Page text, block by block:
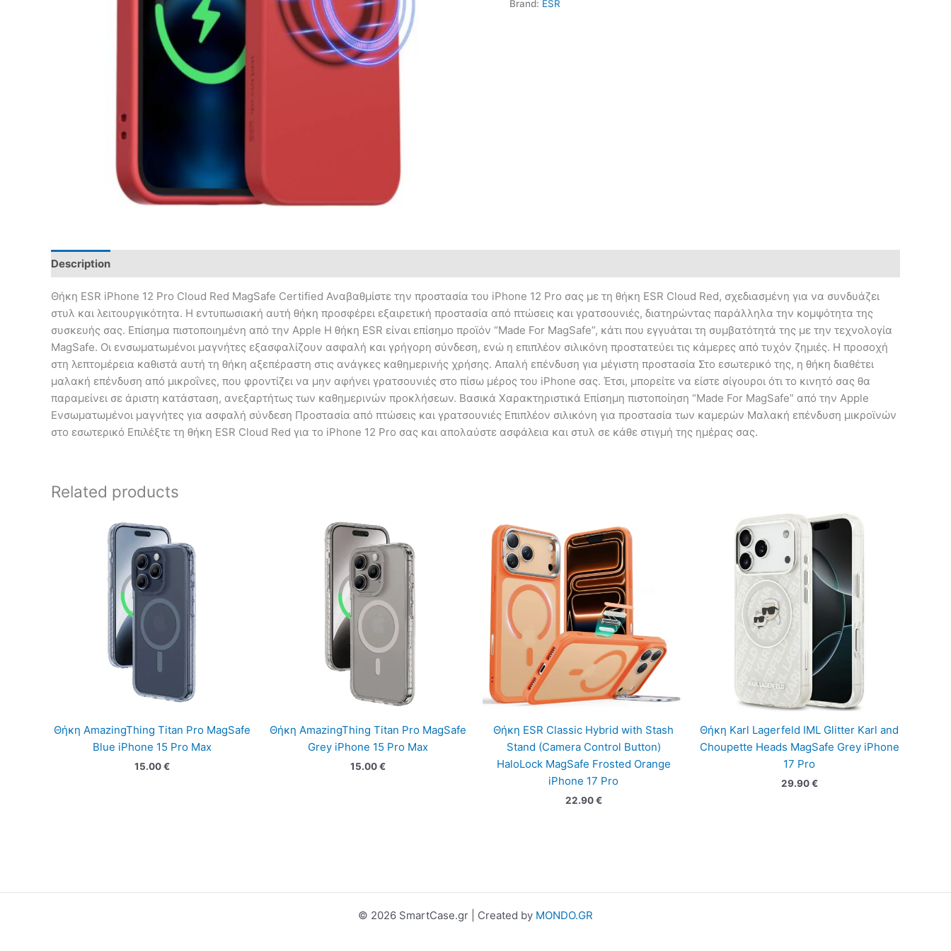
Brand: ESR
Description
Θήκη ESR iPhone 12 Pro Cloud Red MagSafe Certified Αναβαθμίστε την προστασία του iPhone 12 Pro σας με τη θήκη ESR Cloud Red, σχεδιασμένη για να συνδυάζει
στυλ και λειτουργικότητα. Η εντυπωσιακή αυτή θήκη προσφέρει εξαιρετική προστασία από πτώσεις και γρατσουνιές, διατηρώντας παράλληλα την κομψότητα της
συσκευής σας. Επίσημα πιστοποιημένη από την Apple Η θήκη ESR είναι επίσημο προϊόν “Made For MagSafe”, κάτι που εγγυάται τη συμβατότητά της με την τεχνολογία
MagSafe. Οι ενσωματωμένοι μαγνήτες εξασφαλίζουν ασφαλή και γρήγορη σύνδεση, ενώ η επιπλέον σιλικόνη προστατεύει τις κάμερες από τυχόν ζημιές. Η προσοχή
στη λεπτομέρεια καθιστά αυτή τη θήκη αξεπέραστη στις ανάγκες καθημερινής χρήσης. Απαλή επένδυση για μέγιστη προστασία Στο εσωτερικό της, η θήκη διαθέτει
μαλακή επένδυση από μικροΐνες, που φροντίζει να μην αφήνει γρατσουνιές στο πίσω μέρος του iPhone σας. Έτσι, μπορείτε να είστε σίγουροι ότι το κινητό σας θα
παραμείνει σε άριστη κατάσταση, ανεξαρτήτως των καθημερινών προκλήσεων. Βασικά Χαρακτηριστικά Επίσημη πιστοποίηση “Made For MagSafe” από την Apple
Ενσωματωμένοι μαγνήτες για ασφαλή σύνδεση Προστασία από πτώσεις και γρατσουνιές Επιπλέον σιλικόνη για προστασία των καμερών Μαλακή επένδυση μικροϊνών
στο εσωτερικό Επιλέξτε τη θήκη ESR Cloud Red για το iPhone 12 Pro σας και απολαύστε ασφάλεια και στυλ σε κάθε στιγμή της ημέρας σας.
Related products
Θήκη AmazingThing Titan Pro MagSafe
Blue iPhone 15 Pro Max
15.00€
Θήκη AmazingThing Titan Pro MagSafe
Grey iPhone 15 Pro Max
15.00€
Θήκη ESR Classic Hybrid with Stash
Stand (Camera Control Button)
HaloLock MagSafe Frosted Orange
iPhone 17 Pro
22.90€
Θήκη Karl Lagerfeld IML Glitter Karl and
Choupette Heads MagSafe Grey iPhone
17 Pro
29.90€
© 2026 SmartCase.gr | Created by MONDO.GR